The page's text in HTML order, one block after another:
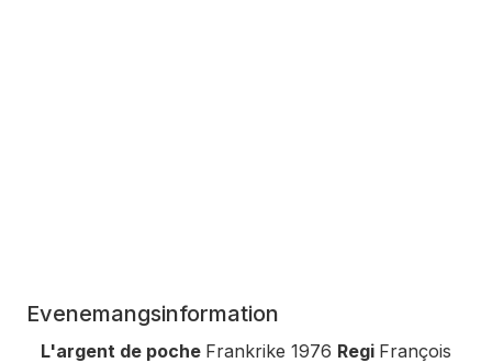
Evenemangsinformation
L'argent de poche Frankrike 1976 Regi François